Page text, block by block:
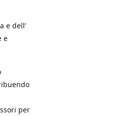
e dell’
e
per